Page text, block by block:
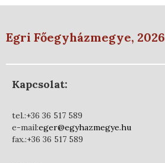
Egri Főegyházmegye, 2026
Kapcsolat:
tel.:+36 36 517 589
e-mail:eger@egyhazmegye.hu
fax.:+36 36 517 589